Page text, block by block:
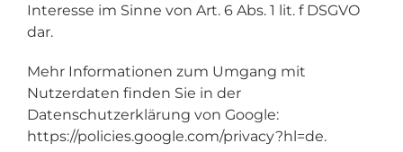
Interesse im Sinne von Art. 6 Abs. 1 lit. f DSGVO
dar.
Mehr Informationen zum Umgang mit
Nutzerdaten finden Sie in der
Datenschutzerklärung von Google:
https://policies.google.com/privacy?hl=de.